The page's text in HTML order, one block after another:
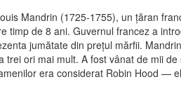
Mandrin (1725-1755), un țăran
timp de 8 ani. Guvernul francez a
jumătate din prețul mărfii.
trei ori mai mult. A fost vânat de mii
era considerat Robin Hood —